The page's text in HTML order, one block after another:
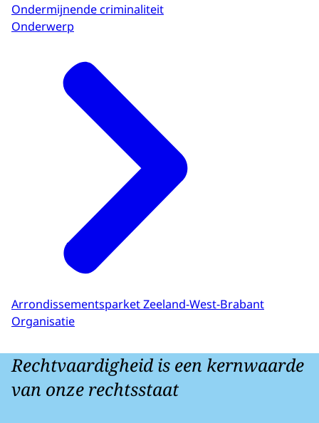
Ondermijnende criminaliteit
Onderwerp
Arrondissementsparket Zeeland-West-Brabant
Organisatie
Rechtvaardigheid is een kernwaarde
van onze rechtsstaat